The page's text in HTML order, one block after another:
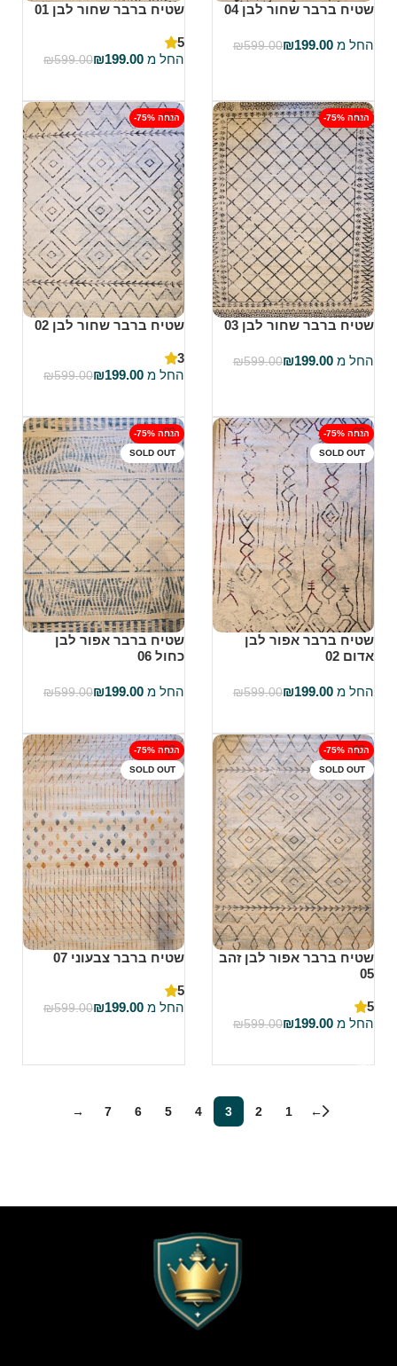
שטיח ברבר שחור לבן 04
החל מ ₪199.00
₪599.00
שטיח ברבר שחור לבן 01
5
החל מ
₪199.00
₪599.00
-75% הנחה
שטיח ברבר שחור לבן 03
החל מ ₪199.00
₪599.00
-75% הנחה
שטיח ברבר שחור לבן 02
3
החל מ
₪199.00
₪599.00
-75% הנחה
SOLD OUT
שטיח ברבר אפור לבן
אדום 02
החל מ ₪199.00
₪599.00
-75% הנחה
SOLD OUT
שטיח ברבר אפור לבן
כחול 06
החל מ ₪199.00
₪599.00
-75% הנחה
SOLD OUT
שטיח ברבר אפור לבן זהב
05
5
החל מ
₪199.00
₪599.00
-75% הנחה
SOLD OUT
שטיח ברבר צבעוני 07
5
החל מ
₪199.00
₪599.00
←
1
2
3
4
5
6
7
→